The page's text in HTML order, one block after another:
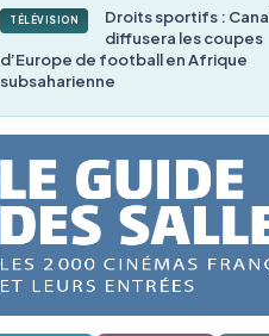
TÉLÉVISION
Droits sportifs :
diffusera les coupes
d’Europe de football en Afrique
subsaharienne